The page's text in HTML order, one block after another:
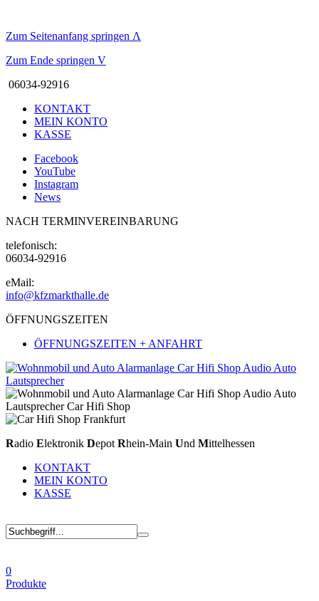
Zum Seitenanfang springen Λ
Zum Ende springen V
06034-92916
KONTAKT
MEIN KONTO
KASSE
Facebook
YouTube
Instagram
News
NACH TERMINVEREINBARUNG
telefonisch:
06034-92916
eMail:
info@kfzmarkthalle.de
ÖFFNUNGSZEITEN
ÖFFNUNGSZEITEN + ANFAHRT
Radio Elektronik Depot Rhein-Main Und Mittelhessen
KONTAKT
MEIN KONTO
KASSE
0
Produkte